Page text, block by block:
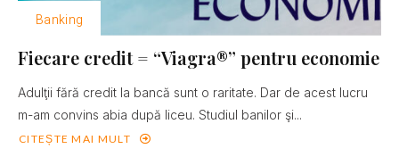
Banking
Fiecare credit = “Viagra®” pentru economie
Adulţii fără credit la bancă sunt o raritate. Dar de acest lucru
m-am convins abia după liceu. Studiul banilor şi...
CITEȘTE MAI MULT